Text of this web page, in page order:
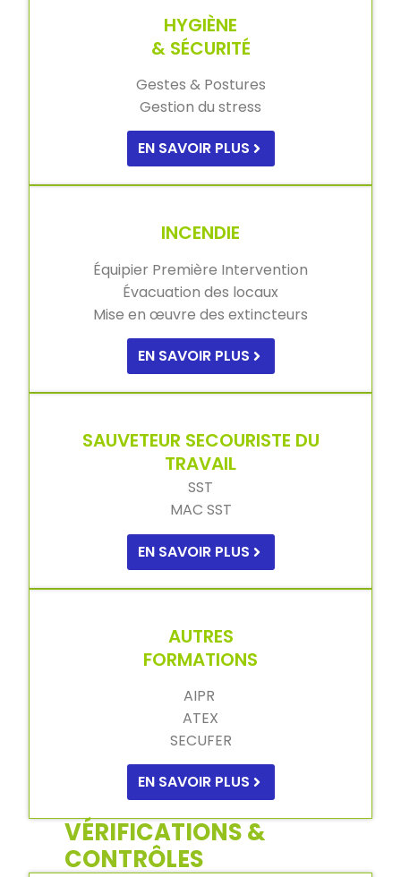
HYGIÈNE
& SÉCURITÉ
Gestes & Postures
Gestion du stress
EN SAVOIR PLUS
INCENDIE
Équipier Première Intervention
Évacuation des locaux
Mise en œuvre des extincteurs
EN SAVOIR PLUS
SAUVETEUR SECOURISTE DU
TRAVAIL
SST
MAC SST
EN SAVOIR PLUS
AUTRES
FORMATIONS
AIPR
ATEX
SECUFER
EN SAVOIR PLUS
VÉRIFICATIONS &
CONTRÔLES